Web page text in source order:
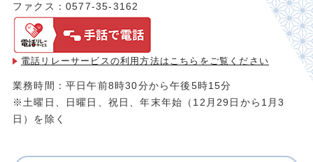
ファクス：0577-35-3162
電話リレーサービスの利用方法は こちらをご覧ください
業務時間：平日午前8時30分から午後5時15分
※土曜日、日曜日、祝日、年末年始（12月29日から1月3
日）を除く